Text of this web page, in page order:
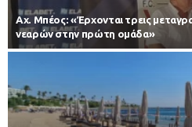
Αχ. Μπέος: «Έρχονται τρεις
νεαρών στην πρώτη ομάδα»